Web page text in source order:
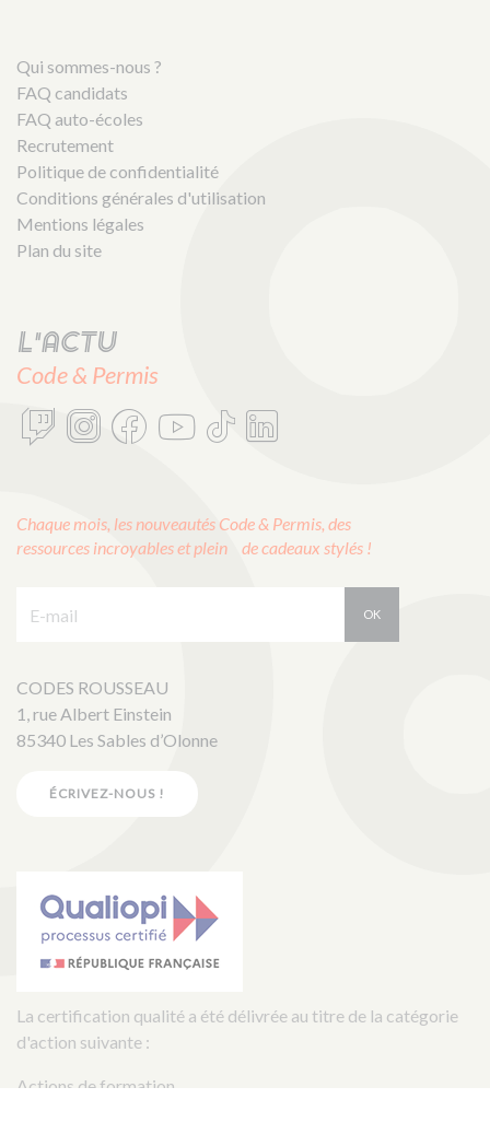
Qui sommes-nous ?
FAQ candidats
FAQ auto-écoles
Recrutement
Politique de confidentialité
Conditions générales d'utilisation
Mentions légales
Plan du site
L'actu
Code & Permis
Chaque mois, les nouveautés Code & Permis, des
ressources incroyables et plein de cadeaux stylés !
OK
CODES ROUSSEAU
1, rue Albert Einstein
85340 Les Sables d’Olonne
ÉCRIVEZ-NOUS !
La certification qualité a été délivrée au titre de la catégorie
d'action suivante :
Actions de formation